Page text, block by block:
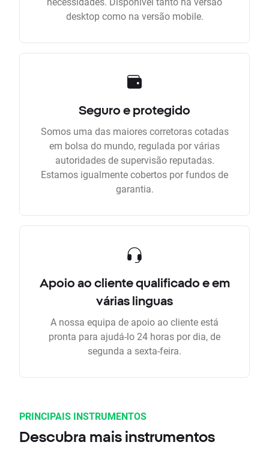
desktop como na versão mobile.
Seguro e protegido
Somos uma das maiores corretoras cotadas
em bolsa do mundo, regulada por várias
autoridades de supervisão reputadas.
Estamos igualmente cobertos por fundos de
garantia.
Apoio ao cliente qualificado e em
várias linguas
A nossa equipa de apoio ao cliente está
pronta para ajudá-lo 24 horas por dia, de
segunda a sexta-feira.
PRINCIPAIS INSTRUMENTOS
Descubra mais instrumentos